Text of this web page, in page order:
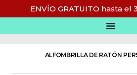
al
contenido
ENVÍO GRATUITO hasta el
ALFOMBRILLA DE RATÓN